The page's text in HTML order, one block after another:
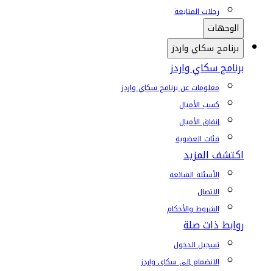
رحلات المتابعة
الوجهات
برنامج سكاي واردز
برنامج سكاي واردز
معلومات عن برنامج سكاي واردز
كسب الأميال
إنفاق الأميال
فئات العضوية
اكتشف المزيد
الأسئلة الشائعة
الاتصال
الشروط والأحكام
روابط ذات صلة
تسجيل الدخول
الانضمام إلى سكاي واردز